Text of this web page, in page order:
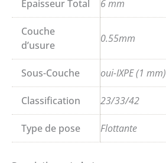
Épaisseur Total 6 mm
Couche
d’usure
0.55mm
Sous-Couche oui-IXPE (1 mm)
Classification 23/33/42
Type de pose Flottante